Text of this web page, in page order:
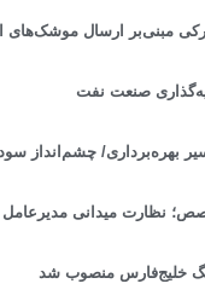
مبنی‌بر ارسال موشک‌های
صنعت نفت
چشم‌انداز
نظارت میدانی مدیرعامل
خلیج‌فارس منصوب شد